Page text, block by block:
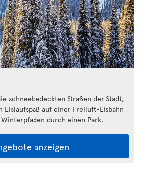
schneebedeckten Straßen der Stadt,
Eislaufspaß auf einer Freiluft-Eisbahn
durch einen Park.
anzeigen